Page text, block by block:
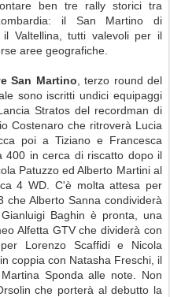
ben tre rally storici tra
il San Martino di
Valtellina, tutti valevoli per il
aree geografiche.
San Martino , terzo round del
sono iscritti undici equipaggi
Stratos del recordman di
Costenaro che ritroverà Lucia
poi a Tiziano e Francesca
400 in cerca di riscatto dopo il
Patuzzo ed Alberto Martini al
4 WD. C'è molta attesa per
che Alberto Sanna condividerà
Baghin è pronta, una
Alfetta GTV che dividerà con
Lorenzo Scaffidi e Nicola
coppia con Natasha Freschi, il
Sponda alle note. Non
che porterà al debutto la